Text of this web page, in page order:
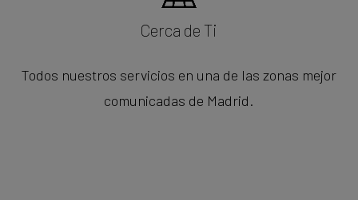
Cerca de Ti
Todos nuestros servicios en una de las zonas mejor
comunicadas de Madrid.